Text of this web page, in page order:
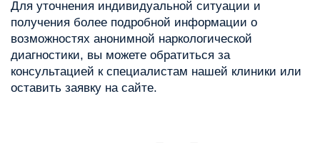
Для уточнения индивидуальной ситуации и
получения более подробной информации о
возможностях анонимной наркологической
диагностики, вы можете обратиться за
консультацией к специалистам нашей клиники или
оставить заявку на сайте.